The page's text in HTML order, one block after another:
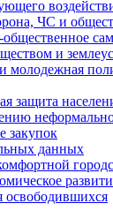
ЧС и
и
молодежная
защита
закупок
данных